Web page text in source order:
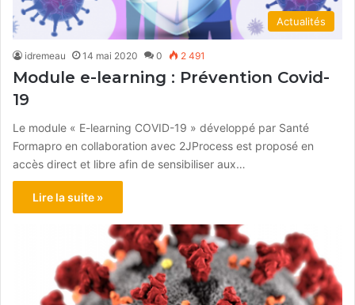
Actualités
idremeau 14 mai 2020 0 2 491
Module e-learning : Prévention Covid-
19
Le module « E-learning COVID-19 » développé par Santé
Formapro en collaboration avec 2JProcess est proposé en
accès direct et libre afin de sensibiliser aux…
Lire la suite »